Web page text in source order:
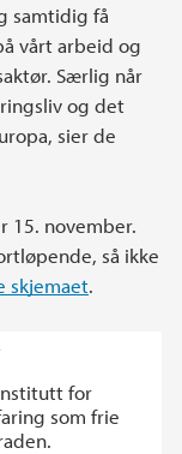
samtidig få
vårt arbeid og
Særlig når
og det
sier de
15. november.
så ikke
skjemaet.
for
som frie